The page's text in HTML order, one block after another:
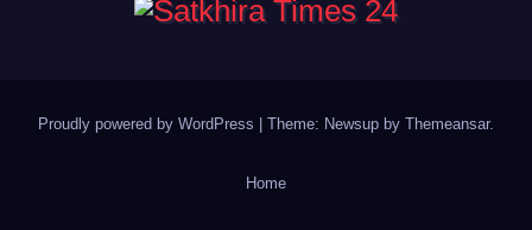
Proudly powered by WordPress | Theme: Newsup by Themeansar.
Home